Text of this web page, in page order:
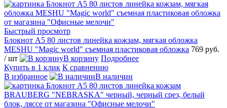
Быстрый просмотр
Блокнот А5 80 листов линейка кожзам, мягкая обложка
MESHU "Magic world" съемная пластиковая обложка 769 руб.
/ шт
В корзину Подробнее
Купить в 1 клик К сравнению
В избранное
В наличии